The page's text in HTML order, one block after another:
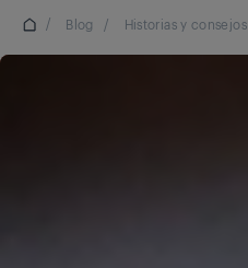
/ Blog / Historias y consejos